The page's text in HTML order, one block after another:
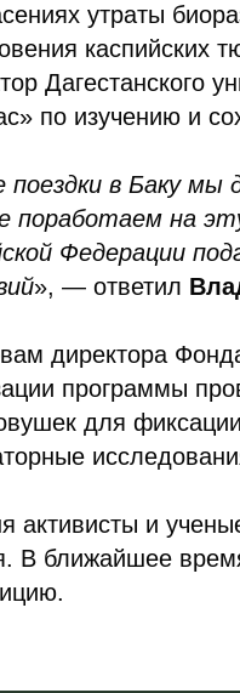
утраты
каспийских
Дагестанского
по изучению и
поездки в Баку мы
поработаем на
Федерации
», — ответил
директора
программы
для
активисты и
В ближайшее